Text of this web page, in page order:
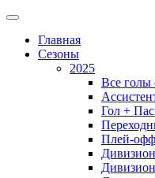
Главная
Сезоны
2025
Все голы
Гол +
Плей-офф